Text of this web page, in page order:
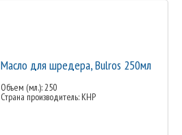
Масло для шредера, Bulros 250мл
Объем (мл.): 250
Страна производитель: КНР